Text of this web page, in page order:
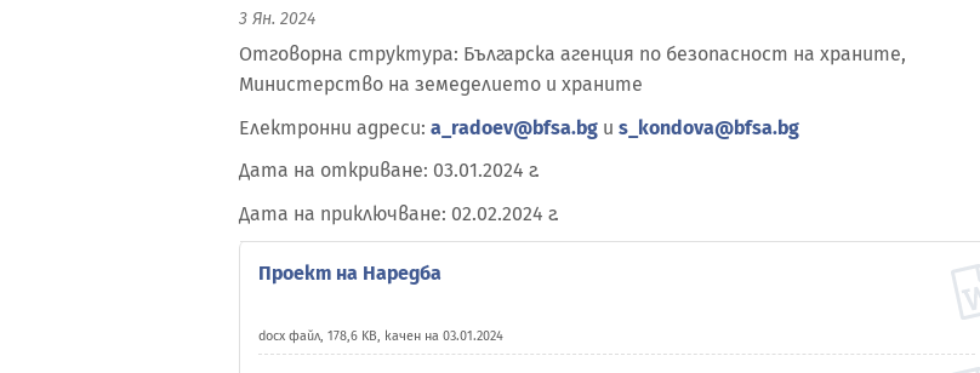
3 Ян. 2024
Отговорна структура: Българска агенция по безопасност на храните,
Министерство на земеделието и храните
Електронни адреси: a_radoev@bfsa.bg и s_kondova@bfsa.bg
Дата на откриване: 03.01.2024 г.
Дата на приключване: 02.02.2024 г.
Проект на Наредба
docx файл, 178,6 KB, качен на 03.01.2024